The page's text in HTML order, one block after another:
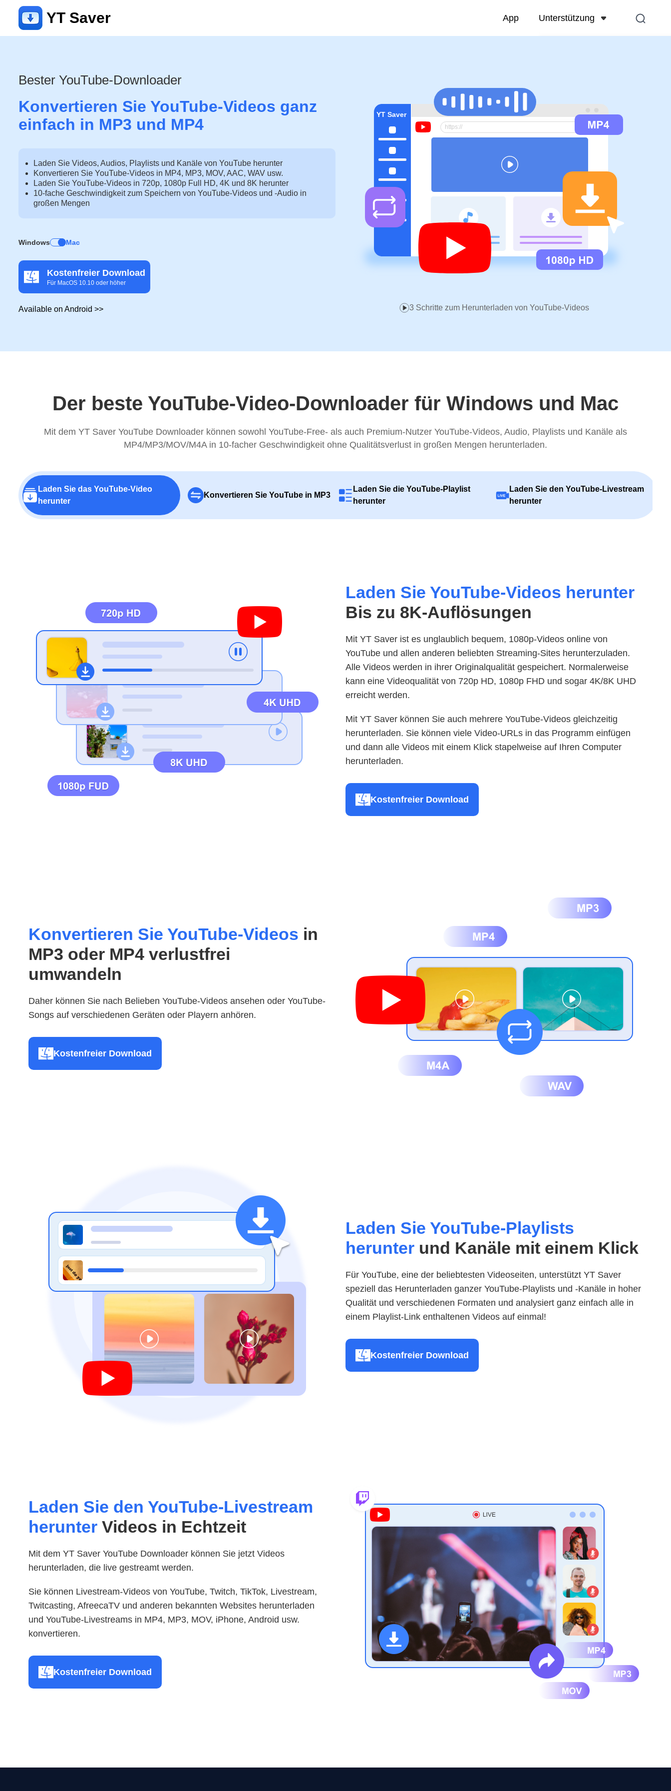
YT Saver App Unterstützung
Bester YouTube-Downloader
Konvertieren Sie YouTube-Videos ganz
einfach in MP3 und MP4
Laden Sie Videos, Audios, Playlists und Kanäle von YouTube herunter
Konvertieren Sie YouTube-Videos in MP4, MP3, MOV, AAC, WAV usw.
Laden Sie YouTube-Videos in 720p, 1080p Full HD, 4K und 8K herunter
10-fache Geschwindigkeit zum Speichern von YouTube-Videos und -Audio in
großen Mengen
Windows Mac
Kostenfreier Download
Für MacOS 10.10 oder höher
Available on Android >> 3 Schritte zum Herunterladen von YouTube-Videos
Der beste YouTube-Video-Downloader für Windows und Mac
Mit dem YT Saver YouTube Downloader können sowohl YouTube-Free- als auch Premium-Nutzer YouTube-Videos, Audio, Playlists und Kanäle als
MP4/MP3/MOV/M4A in 10-facher Geschwindigkeit ohne Qualitätsverlust in großen Mengen herunterladen.
Laden Sie das YouTube-Video
herunter
Konvertieren Sie YouTube in MP3
Laden Sie die YouTube-Playlist
herunter
Laden Sie den YouTube-Livestream
herunter
Laden Sie YouTube-Videos herunter
Bis zu 8K-Auflösungen
Mit YT Saver ist es unglaublich bequem, 1080p-Videos online von
YouTube und allen anderen beliebten Streaming-Sites herunterzuladen.
Alle Videos werden in ihrer Originalqualität gespeichert. Normalerweise
kann eine Videoqualität von 720p HD, 1080p FHD und sogar 4K/8K UHD
erreicht werden.
Mit YT Saver können Sie auch mehrere YouTube-Videos gleichzeitig
herunterladen. Sie können viele Video-URLs in das Programm einfügen
und dann alle Videos mit einem Klick stapelweise auf Ihren Computer
herunterladen.
Kostenfreier Download
Konvertieren Sie YouTube-Videos in
MP3 oder MP4 verlustfrei
umwandeln
Daher können Sie nach Belieben YouTube-Videos ansehen oder YouTube-
Songs auf verschiedenen Geräten oder Playern anhören.
Kostenfreier Download
Laden Sie YouTube-Playlists
herunter und Kanäle mit einem Klick
Für YouTube, eine der beliebtesten Videoseiten, unterstützt YT Saver
speziell das Herunterladen ganzer YouTube-Playlists und -Kanäle in hoher
Qualität und verschiedenen Formaten und analysiert ganz einfach alle in
einem Playlist-Link enthaltenen Videos auf einmal!
Kostenfreier Download
Laden Sie den YouTube-Livestream
herunter Videos in Echtzeit
Mit dem YT Saver YouTube Downloader können Sie jetzt Videos
herunterladen, die live gestreamt werden.
Sie können Livestream-Videos von YouTube, Twitch, TikTok, Livestream,
Twitcasting, AfreecaTV und anderen bekannten Websites herunterladen
und YouTube-Livestreams in MP4, MP3, MOV, iPhone, Android usw.
konvertieren.
Kostenfreier Download